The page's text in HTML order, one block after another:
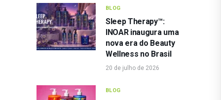
BLOG
Sleep Therapy™:
INOAR inaugura uma
nova era do Beauty
Wellness no Brasil
20 de julho de 2026
BLOG